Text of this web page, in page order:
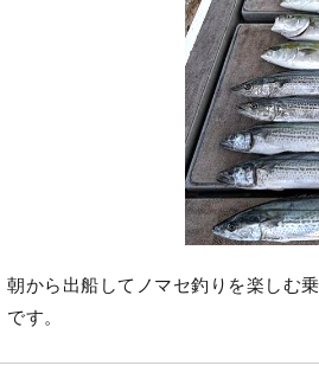
朝から出船してノマセ釣りを楽しむ
です。